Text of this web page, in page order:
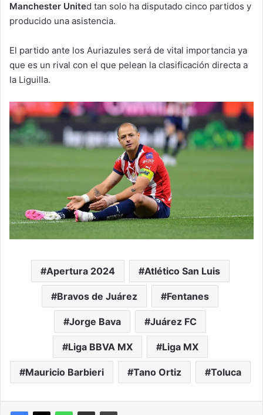
Manchester United tan solo ha disputado cinco partidos y
producido una asistencia.
El partido ante los Auriazules será de vital importancia ya
que es un rival con el que pelean la clasificación directa a
la Liguilla.
Apertura 2024 Atlético San Luis
Bravos de Juárez Fentanes
Jorge Bava Juárez FC
Liga BBVA MX Liga MX
Mauricio Barbieri Tano Ortiz Toluca